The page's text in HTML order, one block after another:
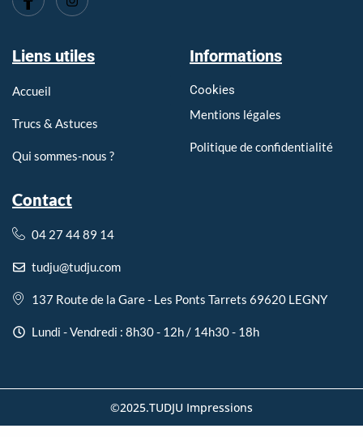
Liens utiles
Accueil
Trucs & Astuces
Qui sommes-nous ?
Informations
Cookies
Mentions légales
Politique de confidentialité
Contact
04 27 44 89 14
tudju@tudju.com
137 Route de la Gare - Les Ponts Tarrets 69620 LEGNY
Lundi - Vendredi : 8h30 - 12h / 14h30 - 18h
©2025.TUDJU Impressions